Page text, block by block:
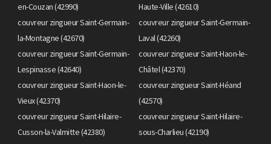
en-Couzan (42990)
Haute-Ville (42610)
couvreur zingueur Saint-Germain-
la-Montagne (42670)
couvreur zingueur Saint-Germain-
Laval (42260)
couvreur zingueur Saint-Germain-
Lespinasse (42640)
couvreur zingueur Saint-Haon-le-
Châtel (42370)
couvreur zingueur Saint-Haon-le-
Vieux (42370)
couvreur zingueur Saint-Héand
(42570)
couvreur zingueur Saint-Hilaire-
Cusson-la-Valmitte (42380)
couvreur zingueur Saint-Hilaire-
sous-Charlieu (42190)